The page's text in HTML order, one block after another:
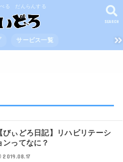
る だんらんする
SEARCH
サービス一覧
びぃどろ日記】リハビリテーシ
ンってなに？
2019.08.17